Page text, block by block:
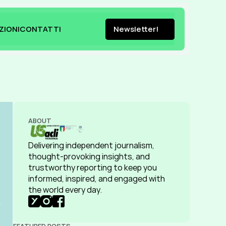
CONTATTI
Newsletter!
Newsletter!
ABOUT
Delivering independent journalism,
thought-provoking insights, and
trustworthy reporting to keep you
informed, inspired, and engaged with
the world every day.